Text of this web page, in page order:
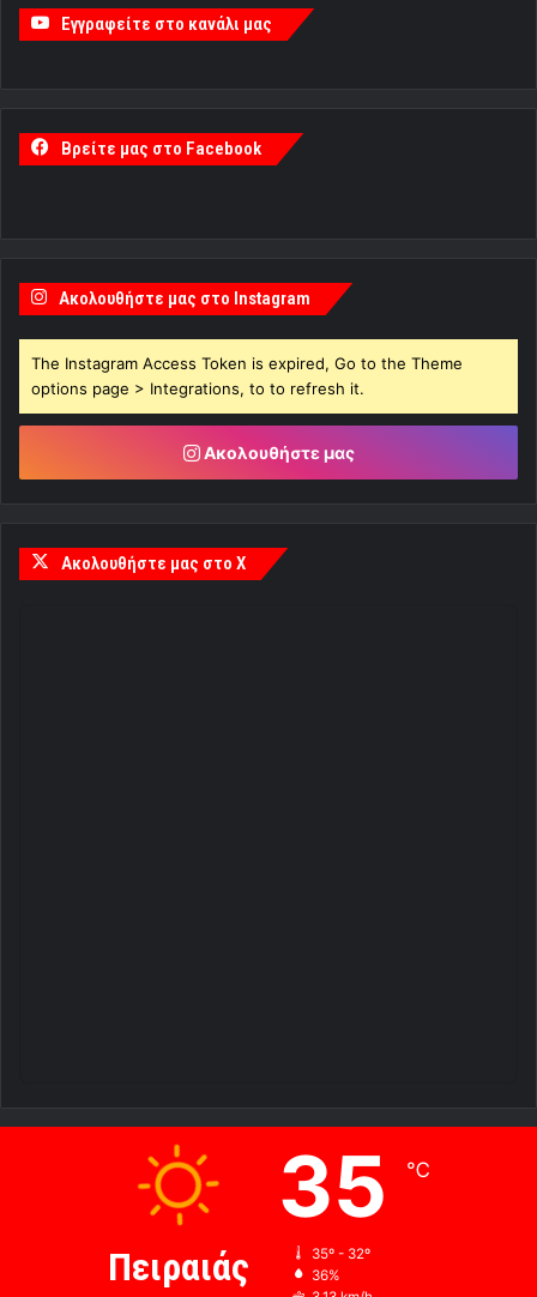
Εγγραφείτε στο κανάλι μας
Βρείτε μας στο Facebook
Ακολουθήστε μας στο Instagram
The Instagram Access Token is expired, Go to the Theme
options page > Integrations, to to refresh it.
Ακολουθήστε μας
Ακολουθήστε μας στο X
Πειραιάς
35 ℃
35º - 32º
36%